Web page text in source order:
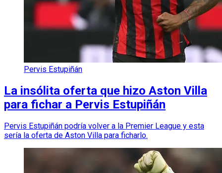
Pervis Estupiñán
La insólita oferta que hizo Aston Villa
para fichar a Pervis Estupiñán
Pervis Estupiñán podría volver a la Premier League y esta
sería la oferta de Aston Villa para ficharlo.